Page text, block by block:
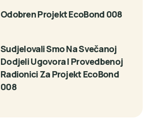
Odobren Projekt EcoBond 008
Sudjelovali Smo Na Svečanoj
Dodjeli Ugovora I Provedbenoj
Radionici Za Projekt EcoBond
008